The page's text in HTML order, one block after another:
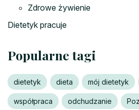
Zdrowe żywienie
Dietetyk pracuje
Popularne tagi
dietetyk dieta mój dietetyk
współpraca odchudzanie